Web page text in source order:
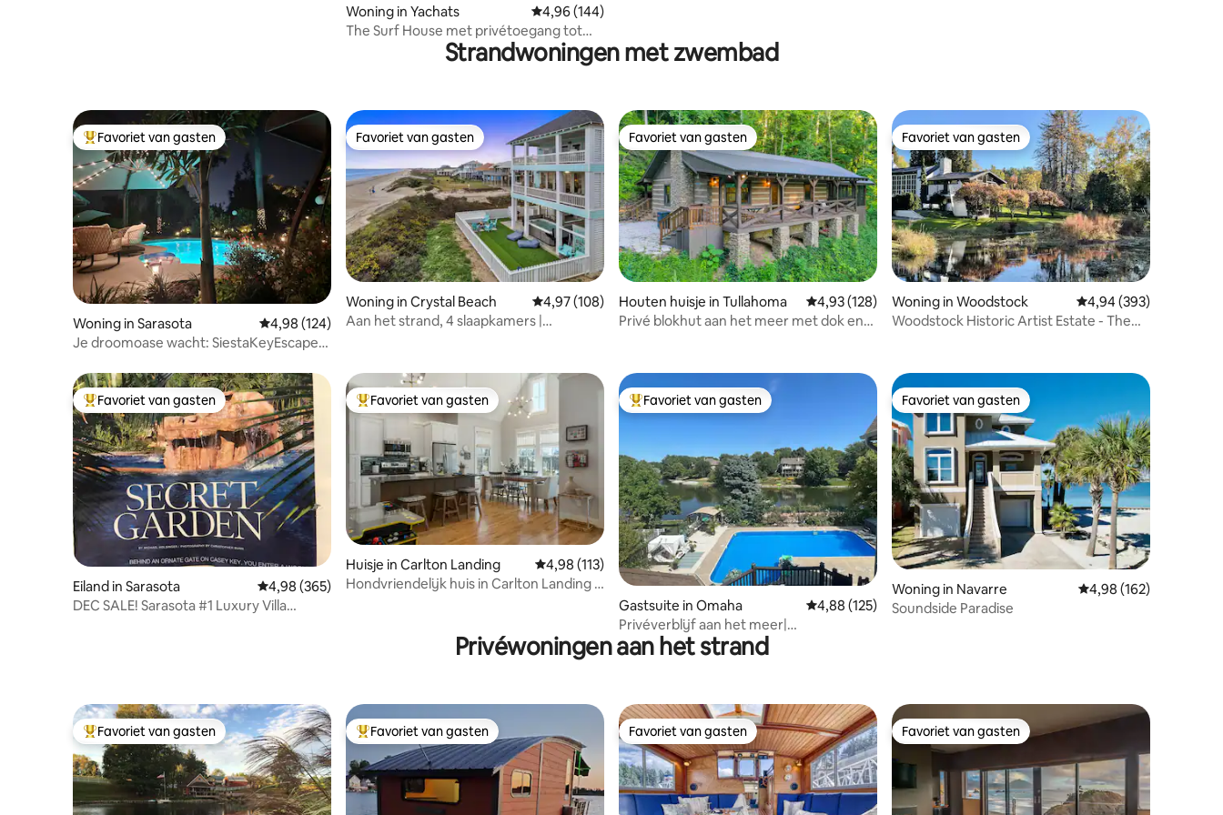
Woning in Yachats Gemiddelde beoordeling van 4,96 op 5, 144 recensies
4,96 (144)
The Surf House met privétoegang tot
het strand en bubbelbad!Strandwoningen met zwembad
Topfavoriet van gasten
Favoriet van gasten
Woning in Sarasota Gemiddelde beoordeling van 4,98 op 5, 124 recensies
4,98 (124)
Je droomoase wacht: SiestaKeyEscape
Favoriet van gasten
Favoriet van gasten
Woning in Crystal Beach Gemiddelde beoordeling van 4,97 op 5, 108 recensies
4,97 (108)
Aan het strand, 4 slaapkamers |
Favoriet van gasten
Favoriet van gasten
Houten huisje in Tullahoma Gemiddelde beoordeling van 4,93 op 5, 128 recensies
4,93 (128)
Privé blokhut aan het meer met dok en
Favoriet van gasten
Favoriet van gasten
Woning in Woodstock Gemiddelde
4,94 (393)
Woodstock Historic Artist Estate - The
Topfavoriet van gasten
Favoriet van gasten
Eiland in Sarasota Gemiddelde beoordeling van 4,98 op 5, 365 recensies
4,98 (365)
DEC SALE! Sarasota #1 Luxury Villa
Topfavoriet van gasten
Favoriet van gasten
Huisje in Carlton Landing Gemiddelde beoordeling van 4,98 op 5, 113 recensies
4,98 (113)
Hondvriendelijk huis in Carlton Landing |
Topfavoriet van gasten
Favoriet van gasten
Gastsuite in Omaha Gemiddelde beoordeling van 4,88 op 5, 125 recensies
4,88 (125)
Privéverblijf aan het meer|
Zwembad•Bubbelbad •Sauna•SPA
Favoriet van gasten
Favoriet van gasten
Woning in Navarre Gemiddelde
4,98 (162)
Soundside Paradise
Privéwoningen aan het strand
Topfavoriet van gasten
Favoriet van gasten Topfavoriet van gasten
Favoriet van gasten Favoriet van gasten
Favoriet van gasten Favoriet van gasten
Favoriet van gasten